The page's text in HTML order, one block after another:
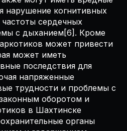
нарушение когнитивных
сердечных
с дыханием[6]. Кроме
может привести
может иметь
последствия для
напряженные
трудности и проблемы с
оборотом и
в Шахтинске
органы